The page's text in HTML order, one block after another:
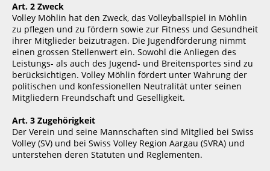
Art. 2 Zweck
Volley Möhlin hat den Zweck, das Volleyballspiel in Möhlin
zu pflegen und zu fördern sowie zur Fitness und Gesundheit
ihrer Mitglieder beizutragen. Die Jugendförderung nimmt
einen grossen Stellenwert ein. Sowohl die Anliegen des
Leistungs- als auch des Jugend- und Breitensportes sind zu
berücksichtigen. Volley Möhlin fördert unter Wahrung der
politischen und konfessionellen Neutralität unter seinen
Mitgliedern Freundschaft und Geselligkeit.
Art. 3 Zugehörigkeit
Der Verein und seine Mannschaften sind Mitglied bei Swiss
Volley (SV) und bei Swiss Volley Region Aargau (SVRA) und
unterstehen deren Statuten und Reglementen.